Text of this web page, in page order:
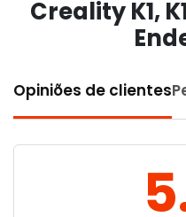
Creality K1,
Opiniões de clientes